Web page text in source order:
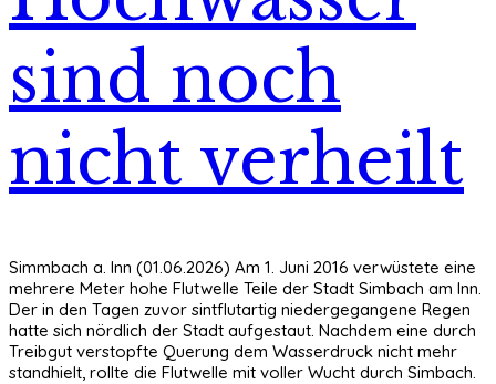
sind noch
nicht verheilt
Simmbach a. Inn (01.06.2026) Am 1. Juni 2016 verwüstete eine
mehrere Meter hohe Flutwelle Teile der Stadt Simbach am Inn.
Der in den Tagen zuvor sintflutartig niedergegangene Regen
hatte sich nördlich der Stadt aufgestaut. Nachdem eine durch
Treibgut verstopfte Querung dem Wasserdruck nicht mehr
standhielt, rollte die Flutwelle mit voller Wucht durch Simbach.